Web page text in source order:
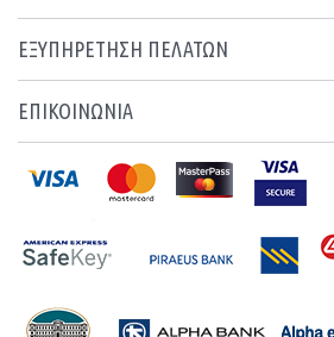
ΕΞΥΠΗΡΕΤΗΣΗ ΠΕΛΑΤΩΝ
ΕΠΙΚΟΙΝΩΝΙΑ